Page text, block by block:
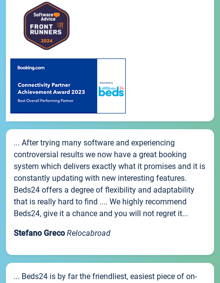
... After trying many software and experiencing
controversial results we now have a great booking
system which delivers exactly what it promises and it is
constantly updating with new interesting features.
Beds24 offers a degree of flexibility and adaptability
that is really hard to find .... We highly recommend
Beds24, give it a chance and you will not regret it...
Stefano Greco Relocabroad
... Beds24 is by far the friendliest, easiest piece of on-